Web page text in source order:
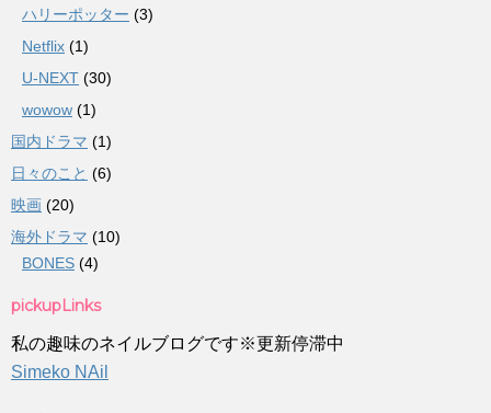
ハリーポッター (3)
Netflix (1)
U-NEXT (30)
wowow (1)
国内ドラマ (1)
日々のこと (6)
映画 (20)
海外ドラマ (10)
BONES (4)
pickupLinks
私の趣味のネイルブログです※更新停滞中
Simeko NAil